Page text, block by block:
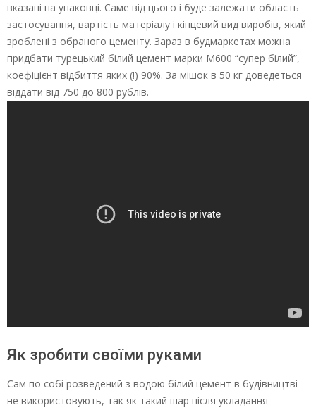
вказані на упаковці. Саме від цього і буде залежати область
застосування, вартість матеріалу і кінцевий вид виробів, який
зроблені з обраного цементу. Зараз в будмаркетах можна
придбати турецький білий цемент марки М600 “супер білий”,
коефіцієнт відбиття яких (!) 90%. За мішок в 50 кг доведеться
віддати від 750 до 800 рублів.
Як зробити своїми руками
Сам по собі розведений з водою білий цемент в будівництві
не використовують, так як такий шар після укладання